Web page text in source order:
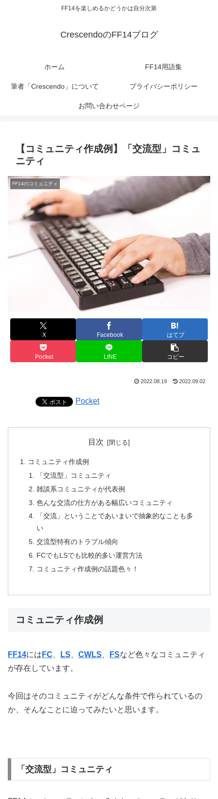
FF14を楽しめるかどうかは自分次第
CrescendoのFF14ブログ
ホーム FF14用語集
筆者「Crescendo」について プライバシーポリシー
お問い合わせページ
【コミュニティ作成例】「交流型」コミュ
ニティ
FF14のコミュニティ
X Facebook はてブ
Pocket LINE コピー
2022.08.19 2022.09.02
Pocket
目次
コミュニティ作成例
「交流型」コミュニティ
雑談系コミュニティが代表例
色んな交流の仕方がある幅広いコミュニティ
「交流」ということであいまいで抽象的なことも多
い
交流型特有のトラブル傾向
FCでもLSでも比較的多い運営方法
コミュニティ作成例の話題色々！
コミュニティ作成例
FF14には FC LS CWLS FSなど色々なコミュニティ
が存在しています。
今回はそのコミュニティがどんな条件で作られているの
か、そんなことに迫ってみたいと思います。
「交流型」コミュニティ